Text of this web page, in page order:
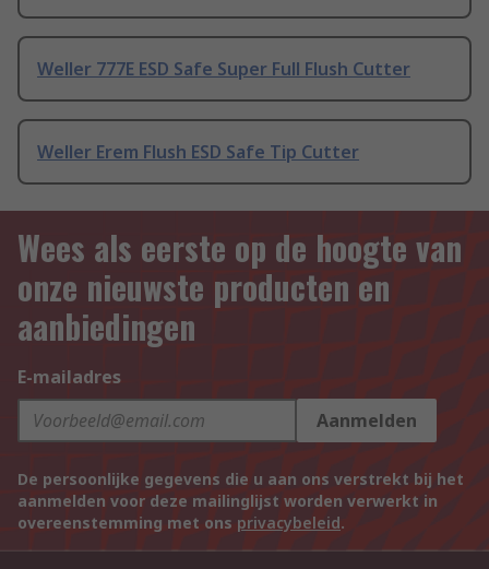
Weller 777E ESD Safe Super Full Flush Cutter
Weller Erem Flush ESD Safe Tip Cutter
Wees als eerste op de hoogte van
onze nieuwste producten en
aanbiedingen
E-mailadres
Aanmelden
De persoonlijke gegevens die u aan ons verstrekt bij het
aanmelden voor deze mailinglijst worden verwerkt in
overeenstemming met ons privacybeleid.